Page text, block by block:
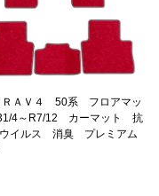
ＲＡＶ４ 50系 フロアマッ
4～R7/12 カーマット 抗
イルス 消臭 プレミアム